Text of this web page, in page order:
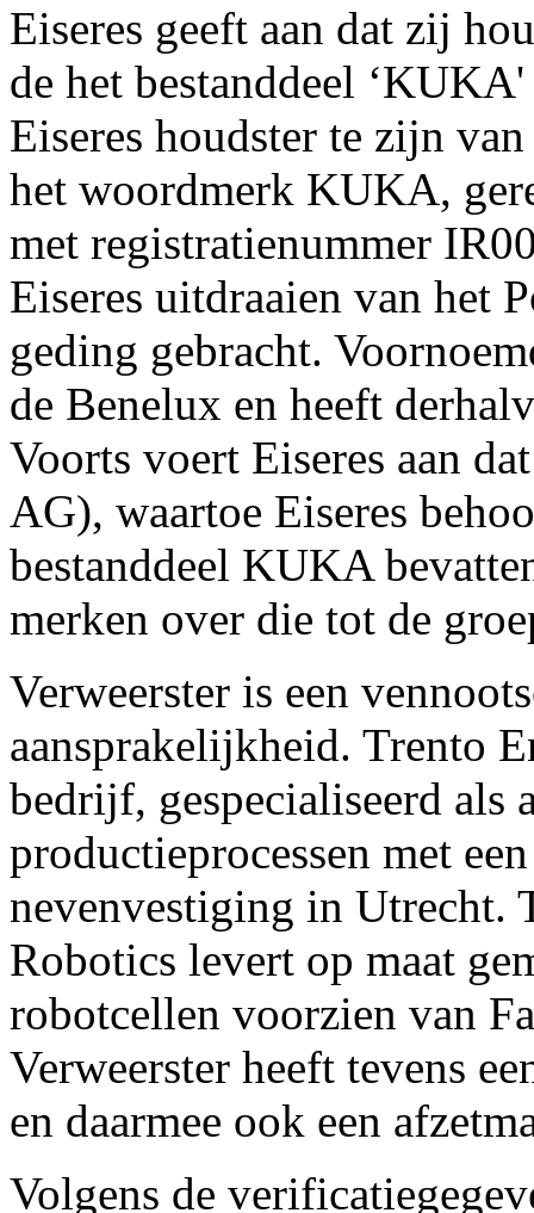
Eiseres geeft aan dat zij
de het bestanddeel
Eiseres houdster te zijn
het woordmerk KUKA,
met registratienummer
Eiseres uitdraaien van het
geding gebracht.
de Benelux en heeft
Voorts voert Eiseres aan
AG), waartoe Eiseres
bestanddeel KUKA
merken over die tot de
Verweerster is een
aansprakelijkheid. Trento
bedrijf, gespecialiseerd als
productieprocessen met
nevenvestiging in Utrecht.
Robotics levert op maat
robotcellen voorzien van
Verweerster heeft tevens
en daarmee ook een
Volgens de